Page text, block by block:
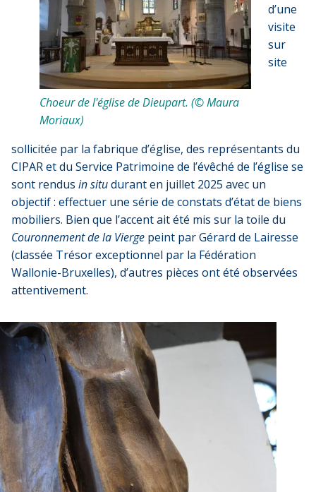
Choeur de l'église de Dieupart. (© Maura
Moriaux)
d’une
visite
sur
site
sollicitée par la fabrique d’église, des représentants du
CIPAR et du Service Patrimoine de l’évêché de l’église se
sont rendus in situdurant en juillet 2025 avec un
objectif : effectuer une série de constats d’état de biens
mobiliers. Bien que l’accent ait été mis sur la toile du
Couronnement de la Vierge peint par Gérard de Lairesse
(classée Trésor exceptionnel par la Fédération
Wallonie-Bruxelles), d’autres pièces ont été observées
attentivement.